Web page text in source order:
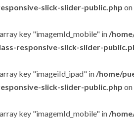
slick-slider-public.php on
key "imagemId_mobile" in /
responsive-slick-slider-
key "imageiId_ipad" in /home/
slick-slider-public.php on
key "imagemId_mobile" in /